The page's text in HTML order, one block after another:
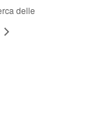
delle